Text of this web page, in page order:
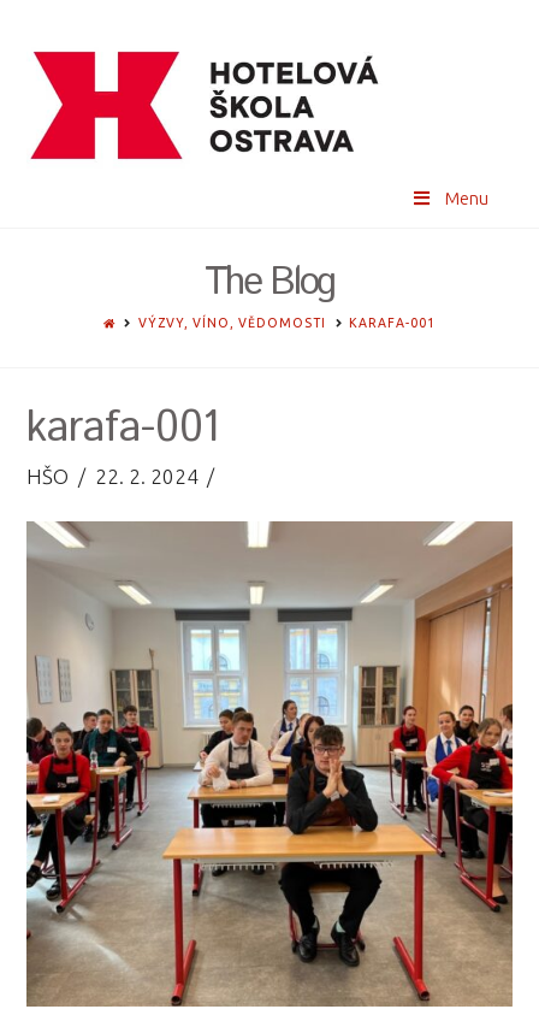
Menu
The Blog
HOMEVÝZVY, VÍNO, VĚDOMOSTI KARAFA-001
karafa-001
HŠO 22. 2. 2024